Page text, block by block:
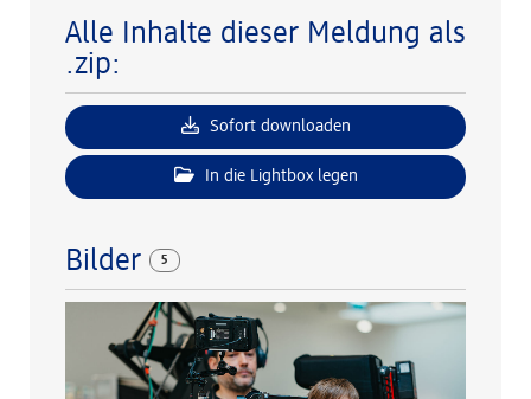
Alle Inhalte dieser Meldung als
.zip:
Sofort downloaden
In die Lightbox legen
Bilder 5